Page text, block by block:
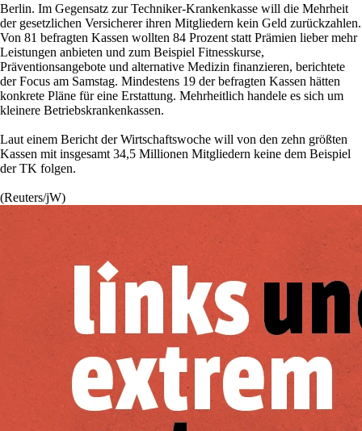
Berlin. Im Gegensatz zur Techniker-Krankenkasse will die Mehrheit
der gesetzlichen Versicherer ihren Mitgliedern kein Geld zurückzahlen.
Von 81 befragten Kassen wollten 84 Prozent statt Prämien lieber mehr
Leistungen anbieten und zum Beispiel Fitnesskurse,
Präventionsangebote und alternative Medizin finanzieren, berichtete
der Focus am Samstag. Mindestens 19 der befragten Kassen hätten
konkrete Pläne für eine Erstattung. Mehrheitlich handele es sich um
kleinere Betriebskrankenkassen.
Laut einem Bericht der Wirtschaftswoche will von den zehn größten
Kassen mit insgesamt 34,5 Millionen Mitgliedern keine dem Beispiel
der TK folgen.
(Reuters/jW)